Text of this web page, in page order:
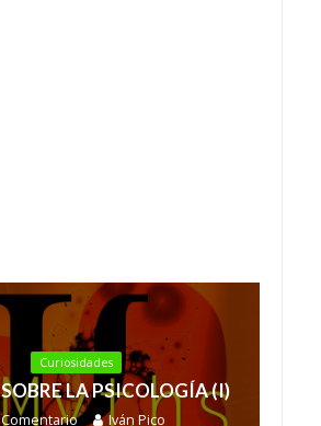
Curiosidades
LA PSICOLOGÍA (I)
Iván Pico